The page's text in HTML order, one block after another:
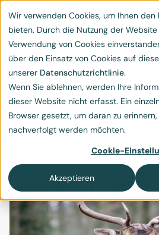
Wir verwenden Cookies, um Ihnen
bieten. Durch die Nutzung der
Verwendung von Cookies
über den Einsatz von Cookies auf
unserer Datenschutzrichtlinie.
Wenn Sie ablehnen, werden Ihre
dieser Website nicht erfasst. Ein
Browser gesetzt, um daran zu
nachverfolgt werden möchten.
Cookie-
Akzeptieren
Der Pando-
Riese droht
Der Pando-Wald in Utah: